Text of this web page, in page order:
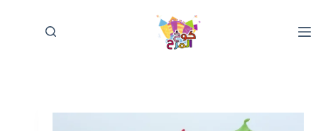
المحتوى